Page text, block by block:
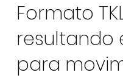
Formato
resultando
para